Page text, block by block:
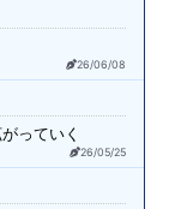
26/06/08
っていく
26/05/25